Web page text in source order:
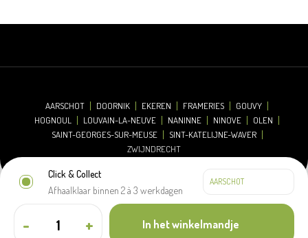
Click & Collect
Afhaalklaar binnen 2 à 3 werkdagen
+
- In het winkelmandje
AARSCHOT DOORNIK EKEREN FRAMERIES
GOUVY
HOGNOUL
LOUVAIN-LA-NEUVE NANINNE NINOVE
OLEN
SAINT-GEORGES-SUR-MEUSE
SINT-KATELIJNE-WAVER
ZWIJNDRECHT
© 2026 Oh'Green
Cookieverklaring
Algemene verkoopsvoorwaarden